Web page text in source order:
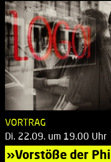
VORTRAG
Di. 22.09. um 19.00 Uhr
»Vorstöße der